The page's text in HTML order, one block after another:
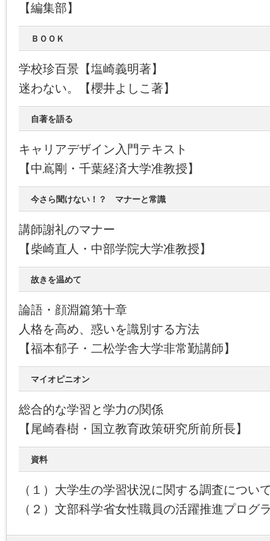
【編集部】
ＢＯＯＫ
学校珍百景【塩崎義明著】
迷わない。【櫻井よしこ著】
自著を語る
キャリアデザイン入門テキスト
【中嶌剛・千葉経済大学准教授】
今さら聞けない！？ マナーと常識
講師謝礼のマナー
【柴崎直人・中部学院大学准教授】
故きを温めて
論語・顔淵篇第十章
人格を高め、惑いを識別する方法
【福本郁子・二松学舎大学非常勤講師】
マイオピニオン
総合的な学習と学力の関係
【尾崎春樹・国立教育政策研究所前所長】
資料
（１）大学生の学習状況に関する調査につい
（２）文部科学省女性職員の活躍推進プログ